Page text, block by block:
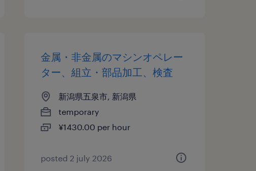
金属・非金属のマシンオペレー
ター、組立・部品加工、検査
新潟県五泉市, 新潟県
temporary
¥1430.00 per hour
posted 2 july 2026